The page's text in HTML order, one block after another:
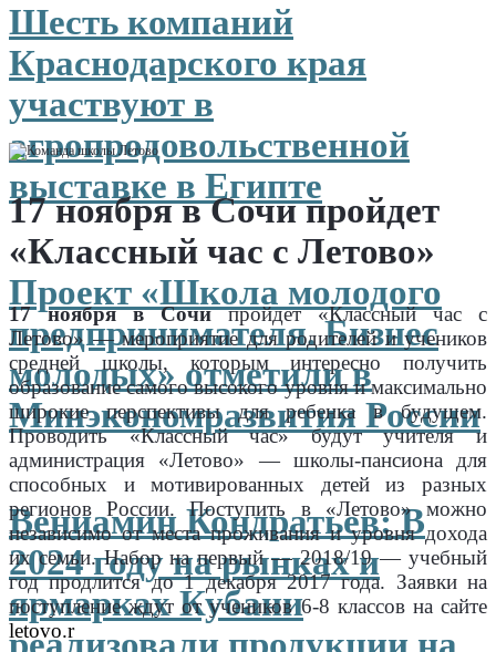
Шесть компаний
Краснодарского края
участвуют в
агропродовольственной
выставке в Египте
Проект «Школа молодого
предпринимателя. Бизнес
молодых» отметили в
Минэкономразвития России
Вениамин Кондратьев: В
2024 году на рынках и
ярмарках Кубани
17 ноября в Сочи пройдет
«Классный час с Летово»
17 ноября в Сочипройдет «Классный час с
Летово» — мероприятие для родителей и учеников
средней школы, которым интересно получить
образование самого высокого уровня и максимально
широкие перспективы для ребенка в будущем.
Проводить «Классный час» будут учителя и
администрация «Летово» — школы-пансиона для
способных и мотивированных детей из разных
регионов России. Поступить в «Летово» можно
независимо от места проживания и уровня дохода
их семьи. Набор на первый — 2018/19 — учебный
год продлится до 1 декабря 2017 года. Заявки на
поступление ждут от учеников 6-8 классов на сайте
letovo.ru